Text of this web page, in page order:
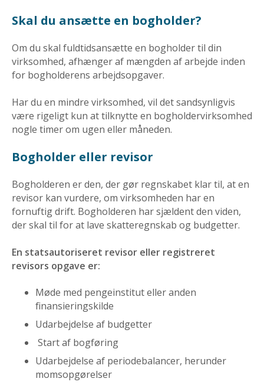
Skal du ansætte en bogholder?
Om du skal fuldtidsansætte en bogholder til din
virksomhed, afhænger af mængden af arbejde inden
for bogholderens arbejdsopgaver.
Har du en mindre virksomhed, vil det sandsynligvis
være rigeligt kun at tilknytte en bogholdervirksomhed
nogle timer om ugen eller måneden.
Bogholder eller revisor
Bogholderen er den, der gør regnskabet klar til, at en
revisor kan vurdere, om virksomheden har en
fornuftig drift. Bogholderen har sjældent den viden,
der skal til for at lave skatteregnskab og budgetter.
En statsautoriseret revisor eller registreret
revisors opgave er:
Møde med pengeinstitut eller anden
finansieringskilde
Udarbejdelse af budgetter
Start af bogføring
Udarbejdelse af periodebalancer, herunder
momsopgørelser